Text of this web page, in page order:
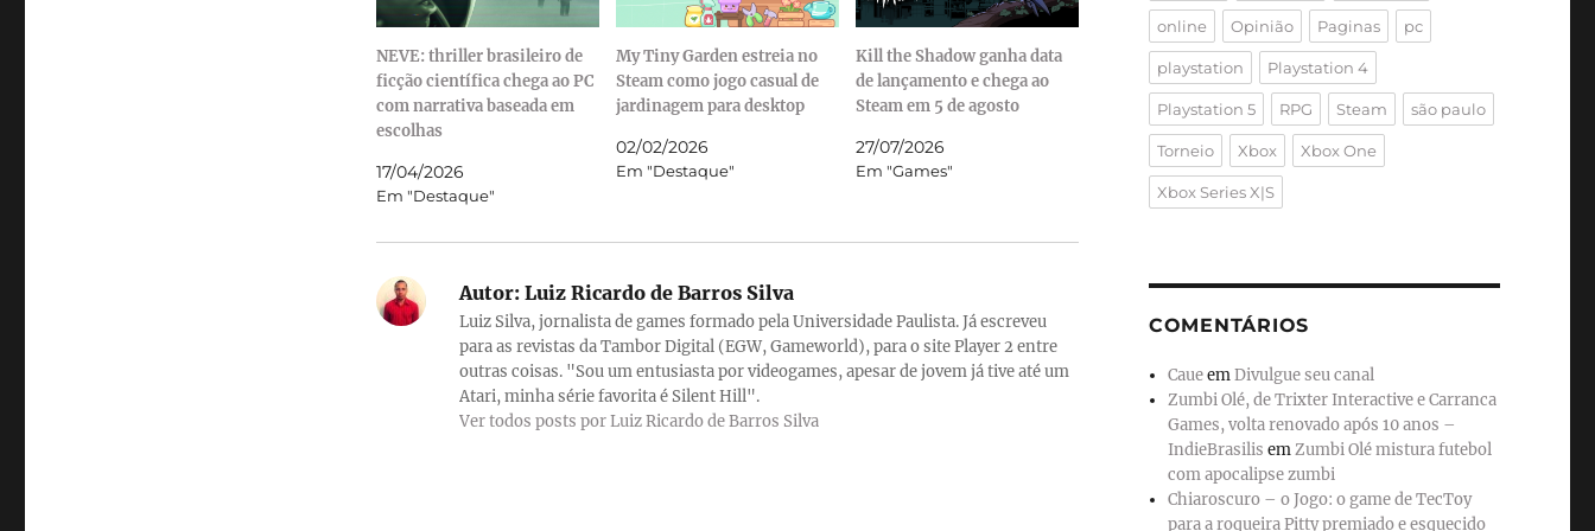
NEVE: thriller brasileiro de
ficção científica chega ao PC
com narrativa baseada em
escolhas
17/04/2026
Em "Destaque"
My Tiny Garden estreia no
Steam como jogo casual de
jardinagem para desktop
02/02/2026
Em "Destaque"
Kill the Shadow ganha data
de lançamento e chega ao
Steam em 5 de agosto
27/07/2026
Em "Games"
Autor:Luiz Ricardo de Barros Silva
Luiz Silva, jornalista de games formado pela Universidade Paulista. Já escreveu
para as revistas da Tambor Digital (EGW, Gameworld), para o site Player 2 entre
outras coisas. "Sou um entusiasta por videogames, apesar de jovem já tive até um
Atari, minha série favorita é Silent Hill".
Ver todos posts por Luiz Ricardo de Barros Silva
online Opinião Paginas pc
playstation Playstation 4
Playstation 5 RPG Steam são paulo
Torneio Xbox Xbox One
Xbox Series X|S
COMENTÁRIOS
CaueemDivulgue seu canal
Zumbi Olé, de Trixter Interactive e Carranca
Games, volta renovado após 10 anos –
IndieBrasilis emZumbi Olé mistura futebol
com apocalipse zumbi
Chiaroscuro – o Jogo: o game de TecToy
para a roqueira Pitty premiado e esquecido